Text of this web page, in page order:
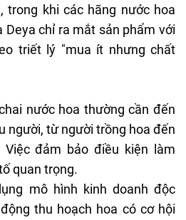
trong khi các hãng nước hoa
Deya chỉ ra mắt sản phẩm với
triết lý "mua ít nhưng chất
nước hoa thường cần đến
người, từ người trồng hoa đến
đảm bảo điều kiện làm
quan trọng.
mô hình kinh doanh độc
thu hoạch hoa có cơ hội